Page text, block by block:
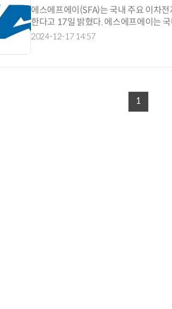
에스에프에이(SFA)는 국내 주요 이차
한다고 17일 밝혔다. 에스에프에이는
층촬영(CT) 검사 장비를 수주했다고 설
2024-12-17 14:57
1